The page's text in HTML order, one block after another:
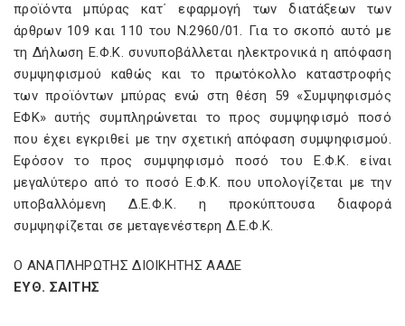
προϊόντα μπύρας κατ΄ εφαρμογή των διατάξεων των
άρθρων 109 και 110 του Ν.2960/01. Για το σκοπό αυτό με
τη Δήλωση Ε.Φ.Κ. συνυποβάλλεται ηλεκτρονικά η απόφαση
συμψηφισμού καθώς και το πρωτόκολλο καταστροφής
των προϊόντων μπύρας ενώ στη θέση 59 «Συμψηφισμός
ΕΦΚ» αυτής συμπληρώνεται το προς συμψηφισμό ποσό
που έχει εγκριθεί με την σχετική απόφαση συμψηφισμού.
Εφόσον το προς συμψηφισμό ποσό του Ε.Φ.Κ. είναι
μεγαλύτερο από το ποσό Ε.Φ.Κ. που υπολογίζεται με την
υποβαλλόμενη Δ.Ε.Φ.Κ. η προκύπτουσα διαφορά
συμψηφίζεται σε μεταγενέστερη Δ.Ε.Φ.Κ.
Ο ΑΝΑΠΛΗΡΩΤΗΣ ΔΙΟΙΚΗΤΗΣ ΑΑΔΕ
ΕΥΘ. ΣΑΙΤΗΣ